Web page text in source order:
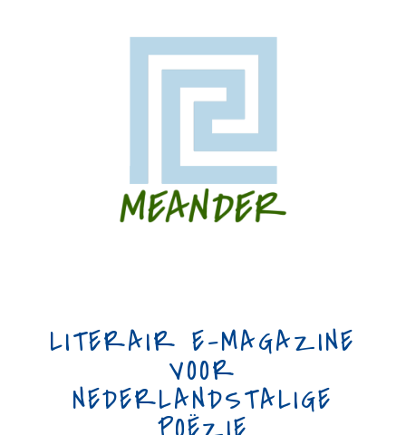
LITERAIR E-MAGAZINE
VOOR
NEDERLANDSTALIGE